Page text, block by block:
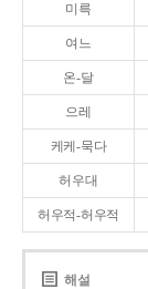
미륵
여느
온-달
으레
케케-묵다
허우대
허우적-허우적
해설